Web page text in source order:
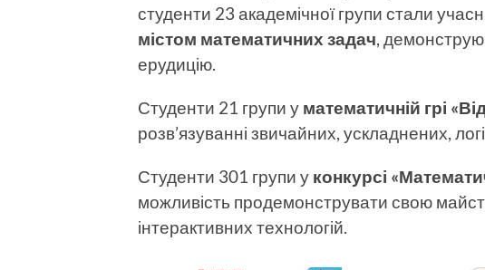
студенти 23 академічної групи стали
містом математичних задач ,
ерудицію.
Студенти 21 групи у математичній грі
розв’язуванні звичайних, ускладнених,
Студенти 301 групи у конкурсі
можливість продемонструвати свою
інтерактивних технологій.